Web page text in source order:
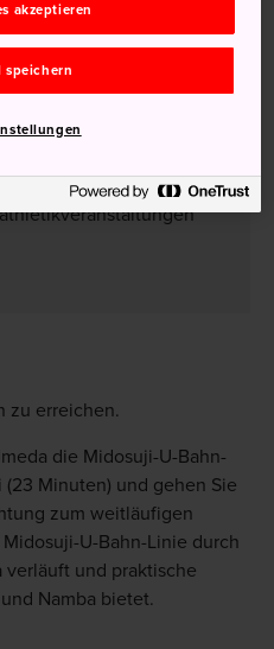
Botanischen
finden regelmäßig
zu erreichen.
die Midosuji-U-Bahn-
Minuten) und gehen Sie
zum weitläufigen
U-Bahn-Linie durch
verläuft und praktische
Namba bietet.
akzeptieren
speichern